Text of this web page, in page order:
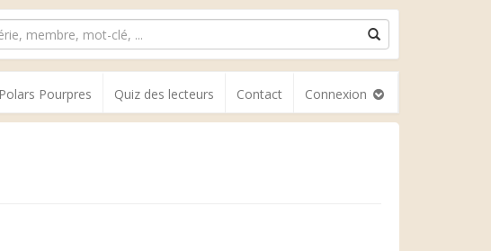
Pourpres Quiz des lecteurs Contact Connexion